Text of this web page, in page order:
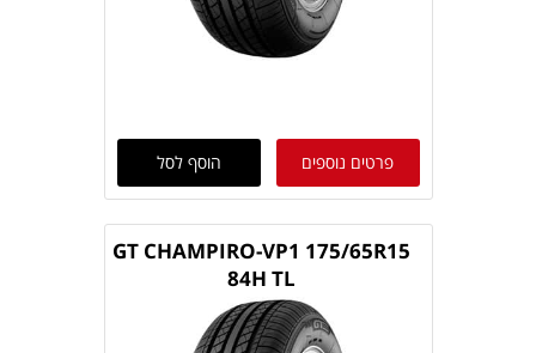
פרטים נוספים הוסף לסל
GT CHAMPIRO-VP1 175/65R15
84H TL